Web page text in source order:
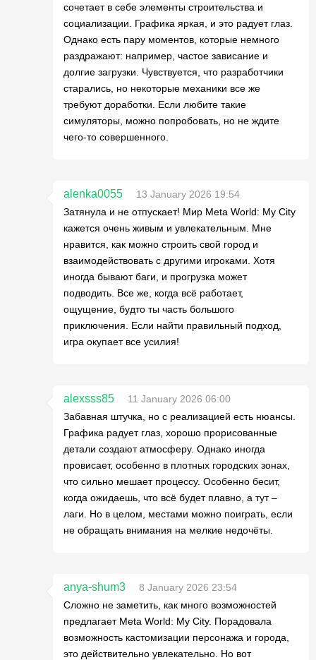
сочетает в себе элементы строительства и
социализации. Графика яркая, и это радует глаз.
Однако есть пару моментов, которые немного
раздражают: например, частое зависание и
долгие загрузки. Чувствуется, что разработчики
старались, но некоторые механики все же
требуют доработки. Если любите такие
симуляторы, можно попробовать, но не ждите
чего-то совершенного.
alenka0055
13 January 2026 19:54
Затянула и не отпускает! Мир Meta World: My City
кажется очень живым и увлекательным. Мне
нравится, как можно строить свой город и
взаимодействовать с другими игроками. Хотя
иногда бывают баги, и прогрузка может
подводить. Все же, когда всё работает,
ощущение, будто ты часть большого
приключения. Если найти правильный подход,
игра окупает все усилия!
alexsss85
11 January 2026 06:00
Забавная штучка, но с реализацией есть нюансы.
Графика радует глаз, хорошо прорисованные
детали создают атмосферу. Однако иногда
провисает, особенно в плотных городских зонах,
что сильно мешает процессу. Особенно бесит,
когда ожидаешь, что всё будет плавно, а тут –
лаги. Но в целом, местами можно поиграть, если
не обращать внимания на мелкие недочёты.
anya-shum3
8 January 2026 23:54
Сложно не заметить, как много возможностей
предлагает Meta World: My City. Порадовала
возможность кастомизации персонажа и города,
это действительно увлекательно. Но вот